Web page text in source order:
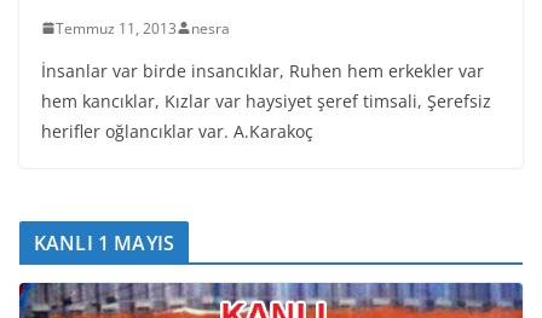
Temmuz 11, 2013 nesra
İnsanlar var birde insancıklar, Ruhen hem erkekler var
hem kancıklar, Kızlar var haysiyet şeref timsali, Şerefsiz
herifler oğlancıklar var. A.Karakoç
KANLI 1 MAYIS